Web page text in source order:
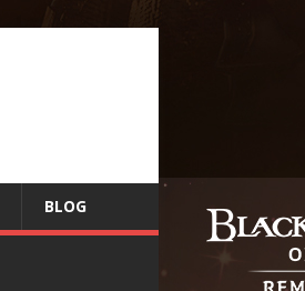
BLOG